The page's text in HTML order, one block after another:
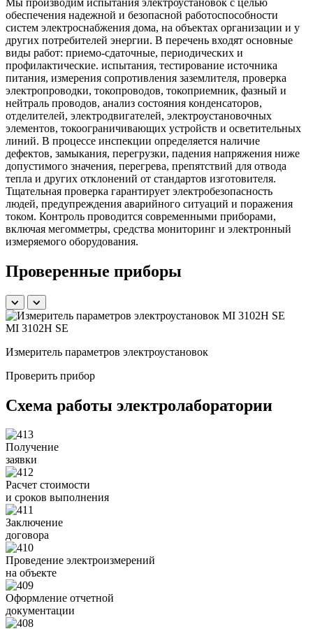
обеспечения надежной и безопасной работоспособности
систем электроснабжения дома, на объектах организации и у
других потребителей энергии. В перечень входят основные
виды работ: приемо-сдаточные, периодических и
профилактические. испытания, тестирование источника
питания, измерения сопротивления заземлителя, проверка
электропроводки, токопроводов, токоприемник, фазный и
нейтраль проводов, анализ состояния конденсаторов,
отделителей, электродвигателей, электроустановочных
элементов, токоограничивающих устройств и осветительных
линий. В процессе инспекции определяется наличие
дефектов, замыкания, перегрузки, падения напряжения ниже
допустимого значения, перегрева, препятствий для отвода
тепла и других отклонений от стандартов изготовителя.
Тщательная проверка гарантирует электробезопасность
людей, предупреждения аварийного ситуаций и поражения
током. Контроль проводится современными приборами,
включая мегомметры, средства мониторинг и электронный
измеряемого оборудования.
Проверенные приборы
MI 3102H SE
Измеритель параметров электроустановок
Проверить прибор
Схема работы электролаборатории
Получение
заявки
Расчет стоимости
и сроков выполнения
Заключение
договора
Проведение электроизмерений
на объекте
Оформление отчетной
документации